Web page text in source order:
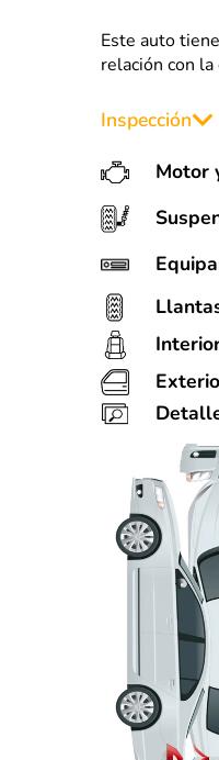
Este auto
relación con
Inspección
Motor
90%
50%
Como